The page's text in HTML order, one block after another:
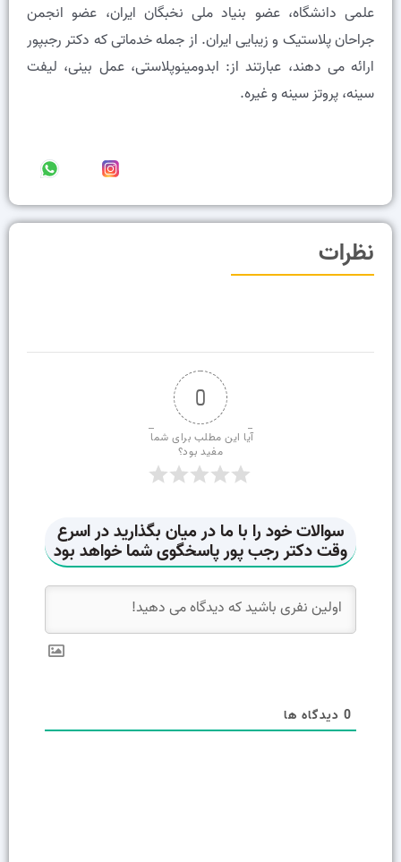
علمى دانشگاه، عضو بنیاد ملی نخبگان ایران، عضو انجمن
جراحان پلاستیک و زیبایی ایران. از جمله خدماتی که دکتر رجبپور
ارائه می دهند، عبارتند از: ابدومینوپلاستی، عمل بینی، لیفت
سینه، پروتز سینه و غیره.
نظرات
0
آیا این مطلب برای شما
مفید بود؟
0 دیدگاه ها